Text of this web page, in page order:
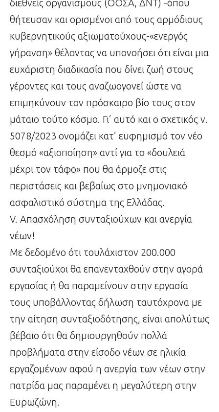
διεθνείς οργανισμούς (ΟΟΣΑ, ΔΝΤ) -όπου
θήτευσαν και ορισμένοι από τους αρμόδιους
κυβερνητικούς αξιωματούχους-«ενεργός
γήρανση» θέλοντας να υπονοήσει ότι είναι μια
ευχάριστη διαδικασία που δίνει ζωή στους
γέροντες και τους αναζωογονεί ώστε να
επιμηκύνουν τον πρόσκαιρο βίο τους στον
μάταιο τούτο κόσμο. Γι’ αυτό και ο σχετικός ν.
5078/2023 ονομάζει κατ’ ευφημισμό τον νέο
θεσμό «αξιοποίηση» αντί για το «δουλειά
μέχρι τον τάφο» που θα άρμοζε στις
περιστάσεις και βεβαίως στο μνημονιακό
ασφαλιστικό σύστημα της Ελλάδας.
V. Απασχόληση συνταξιούχων και ανεργία
νέων!
Με δεδομένο ότι τουλάχιστον 200.000
συνταξιούχοι θα επανενταχθούν στην αγορά
εργασίας ή θα παραμείνουν στην εργασία
τους υποβάλλοντας δήλωση ταυτόχρονα με
την αίτηση συνταξιοδότησης, είναι απολύτως
βέβαιο ότι θα δημιουργηθούν πολλά
προβλήματα στην είσοδο νέων σε ηλικία
εργαζομένων αφού η ανεργία των νέων στην
πατρίδα μας παραμένει η μεγαλύτερη στην
Ευρωζώνη.